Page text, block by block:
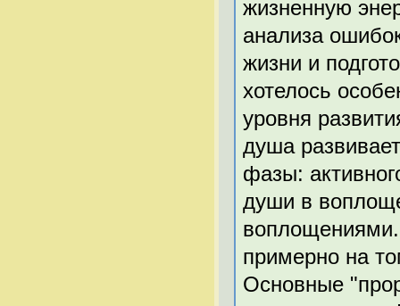
жизненную
анализа
жизни и
хотелось
уровня
душа
фазы:
души в
примерно на
Основные